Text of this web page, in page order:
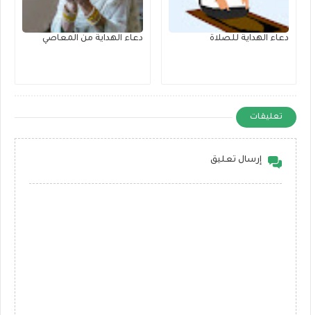
دعاء الهداية للصلاة دعاء الهداية من المعاصي
تعليقات
إرسال تعليق